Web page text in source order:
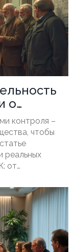
о
контроля –
чтобы
реальных
от
если
к
советы,
не вступая